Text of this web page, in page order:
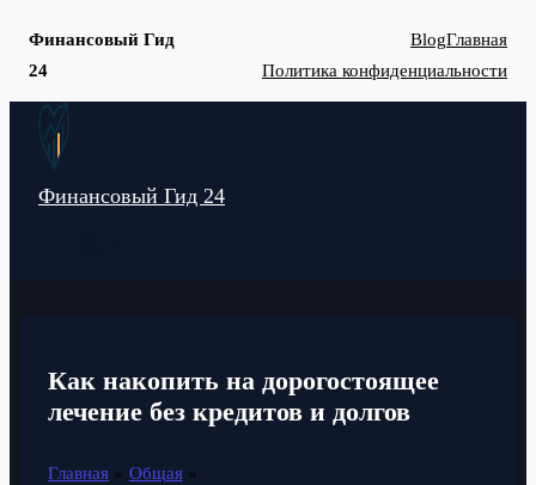
Финансовый Гид
24
BlogГлавная
Политика конфиденциальности
Перейти
Финансовый Гид 24
Как накопить на дорогостоящее
лечение без кредитов и долгов
Главная
Общая